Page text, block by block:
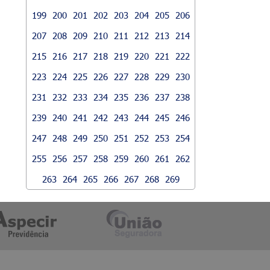
199
200 201 202 203 204 205
206
207
208 209 210 211 212 213
214
215
216 217 218 219 220 221
222
223
224 225 226 227 228 229
230
231
232 233 234 235 236 237
238
239
240 241 242 243 244 245
246
247
248 249 250 251 252 253
254
255
256 257 258 259 260 261
262
263
264 265 266 267 268 269